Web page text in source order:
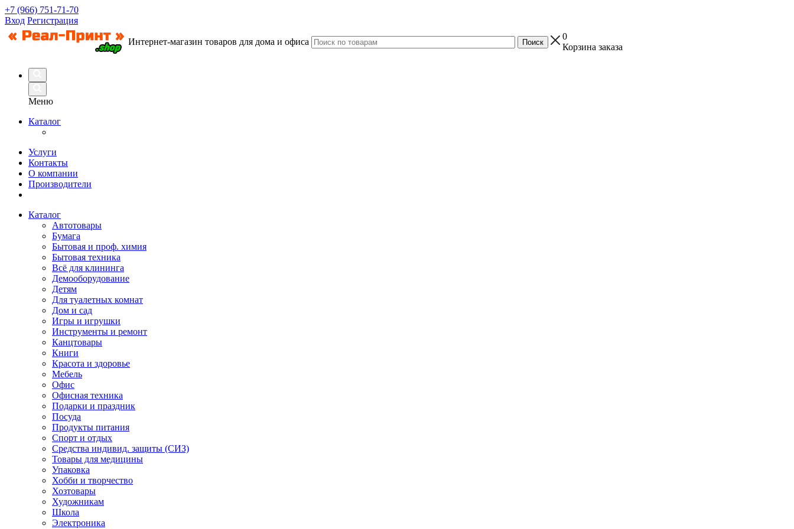
+7 (966) 751-71-70
Вход Регистрация
Интернет-магазин товаров для дома и офиса
0
Корзина заказа
Меню
Каталог
Услуги
Контакты
О компании
Производители
Каталог
Автотовары
Бумага
Бытовая и проф. химия
Бытовая техника
Всё для клининга
Демооборудование
Детям
Для туалетных комнат
Дом и сад
Игры и игрушки
Инструменты и ремонт
Канцтовары
Книги
Красота и здоровье
Мебель
Офис
Офисная техника
Подарки и праздник
Посуда
Продукты питания
Спорт и отдых
Средства индивид. защиты (СИЗ)
Товары для медицины
Упаковка
Хобби и творчество
Хозтовары
Художникам
Школа
Электроника